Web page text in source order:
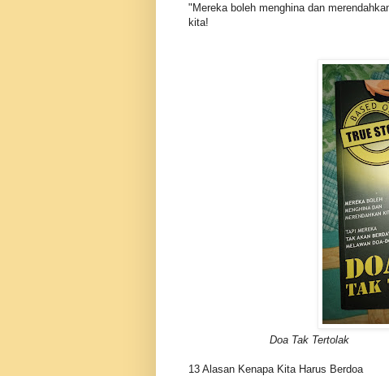
"Mereka boleh menghina dan
kita!
Doa Tak Tertolak
13 Alasan Kenapa Kita Harus Berdoa